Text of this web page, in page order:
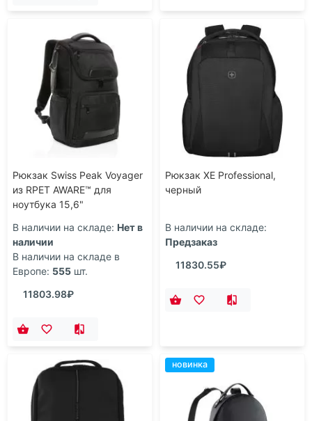
Рюкзак Swiss Peak Voyager
из RPET AWARE™ для
ноутбука 15,6"
В наличии на складе: Нет в
наличии
В наличии на складе в
Европе: 555 шт.
11803.98₽
Рюкзак XE Professional,
черный
В наличии на складе:
Предзаказ
11830.55₽
новинка